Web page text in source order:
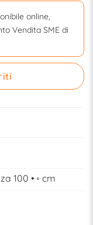
online,
Vendita SME di
100 • ◦ cm